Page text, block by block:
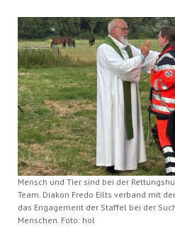
Mensch und Tier sind bei der
Team. Diakon Fredo Eilts verband mit
das Engagement der Staffel bei der
Menschen. Foto: hol